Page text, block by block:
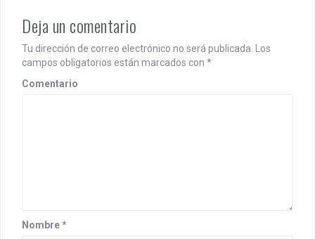
a
v
i
g
n
Deja un comentario
Tu dirección de correo electrónico no será publicada. Los
campos obligatorios están marcados con *
Comentario
Nombre*